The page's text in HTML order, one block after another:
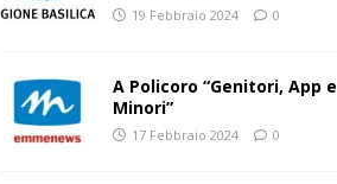
19 Febbraio 2024 0
A Policoro “Genitori, App e
Minori”
17 Febbraio 2024 0